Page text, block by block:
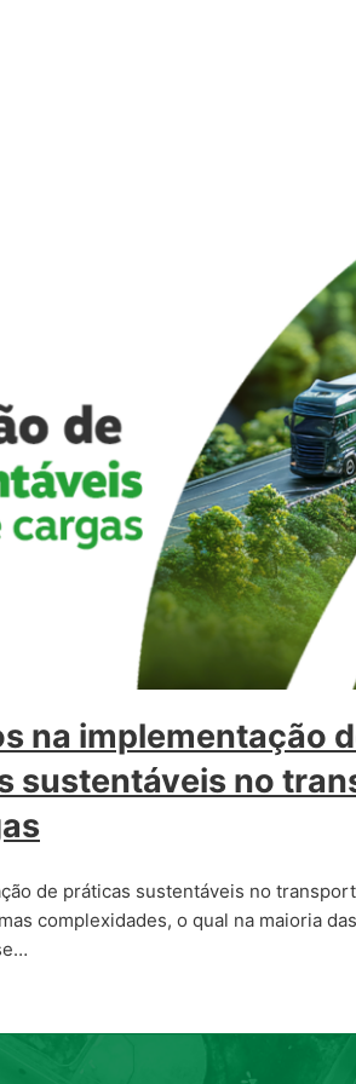
na implementação
sustentáveis no
de práticas sustentáveis no
complexidades, o qual na maioria